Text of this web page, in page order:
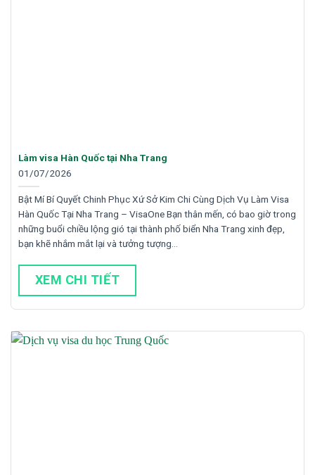
Làm visa Hàn Quốc tại Nha Trang
01/07/2026
Bật Mí Bí Quyết Chinh Phục Xứ Sở Kim Chi Cùng Dịch Vụ Làm Visa
Hàn Quốc Tại Nha Trang – VisaOne Bạn thân mến, có bao giờ trong
những buổi chiều lộng gió tại thành phố biển Nha Trang xinh đẹp,
bạn khẽ nhắm mắt lại và tưởng tượng…
XEM CHI TIẾT